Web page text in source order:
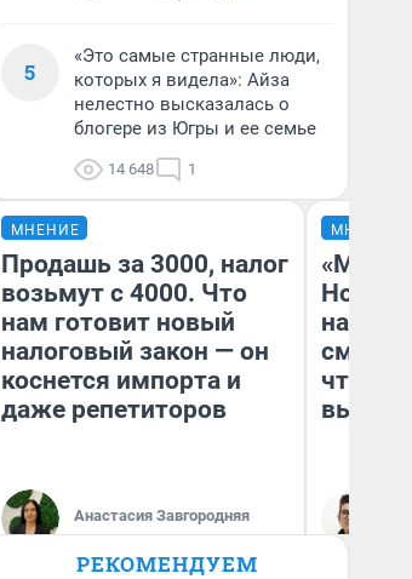
5
«Это самые странные люди,
которых я видела»: Айза
нелестно высказалась о
блогере из Югры и ее семье
14 648 1
МНЕНИЕ
Продашь за 3000, налог
возьмут с 4000. Что
нам готовит новый
налоговый закон — он
коснется импорта и
даже репетиторов
Анастасия Завгородняя
МНЕНИЕ
«Мы
чтобы
РЕКОМЕНДУЕМ